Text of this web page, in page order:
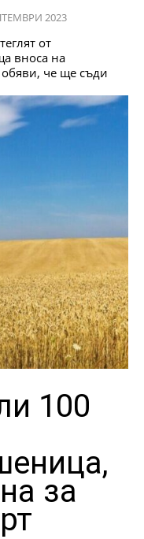
2023
от
вноса на
че ще съди
100
за